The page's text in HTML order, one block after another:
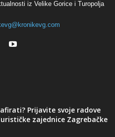
iz Velike Gorice i Turopolja
Prijavite svoje radove
zajednice Zagrebačke